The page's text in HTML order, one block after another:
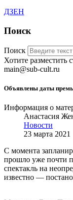
ДЗЕН
Поиск
Поиск
Хотите разместить
main@sub-cult.ru
Объявлены даты
Информация о
Анастасия
Новости
23 марта 2021
С момента
прошло уже почти
спектакль на
известно —